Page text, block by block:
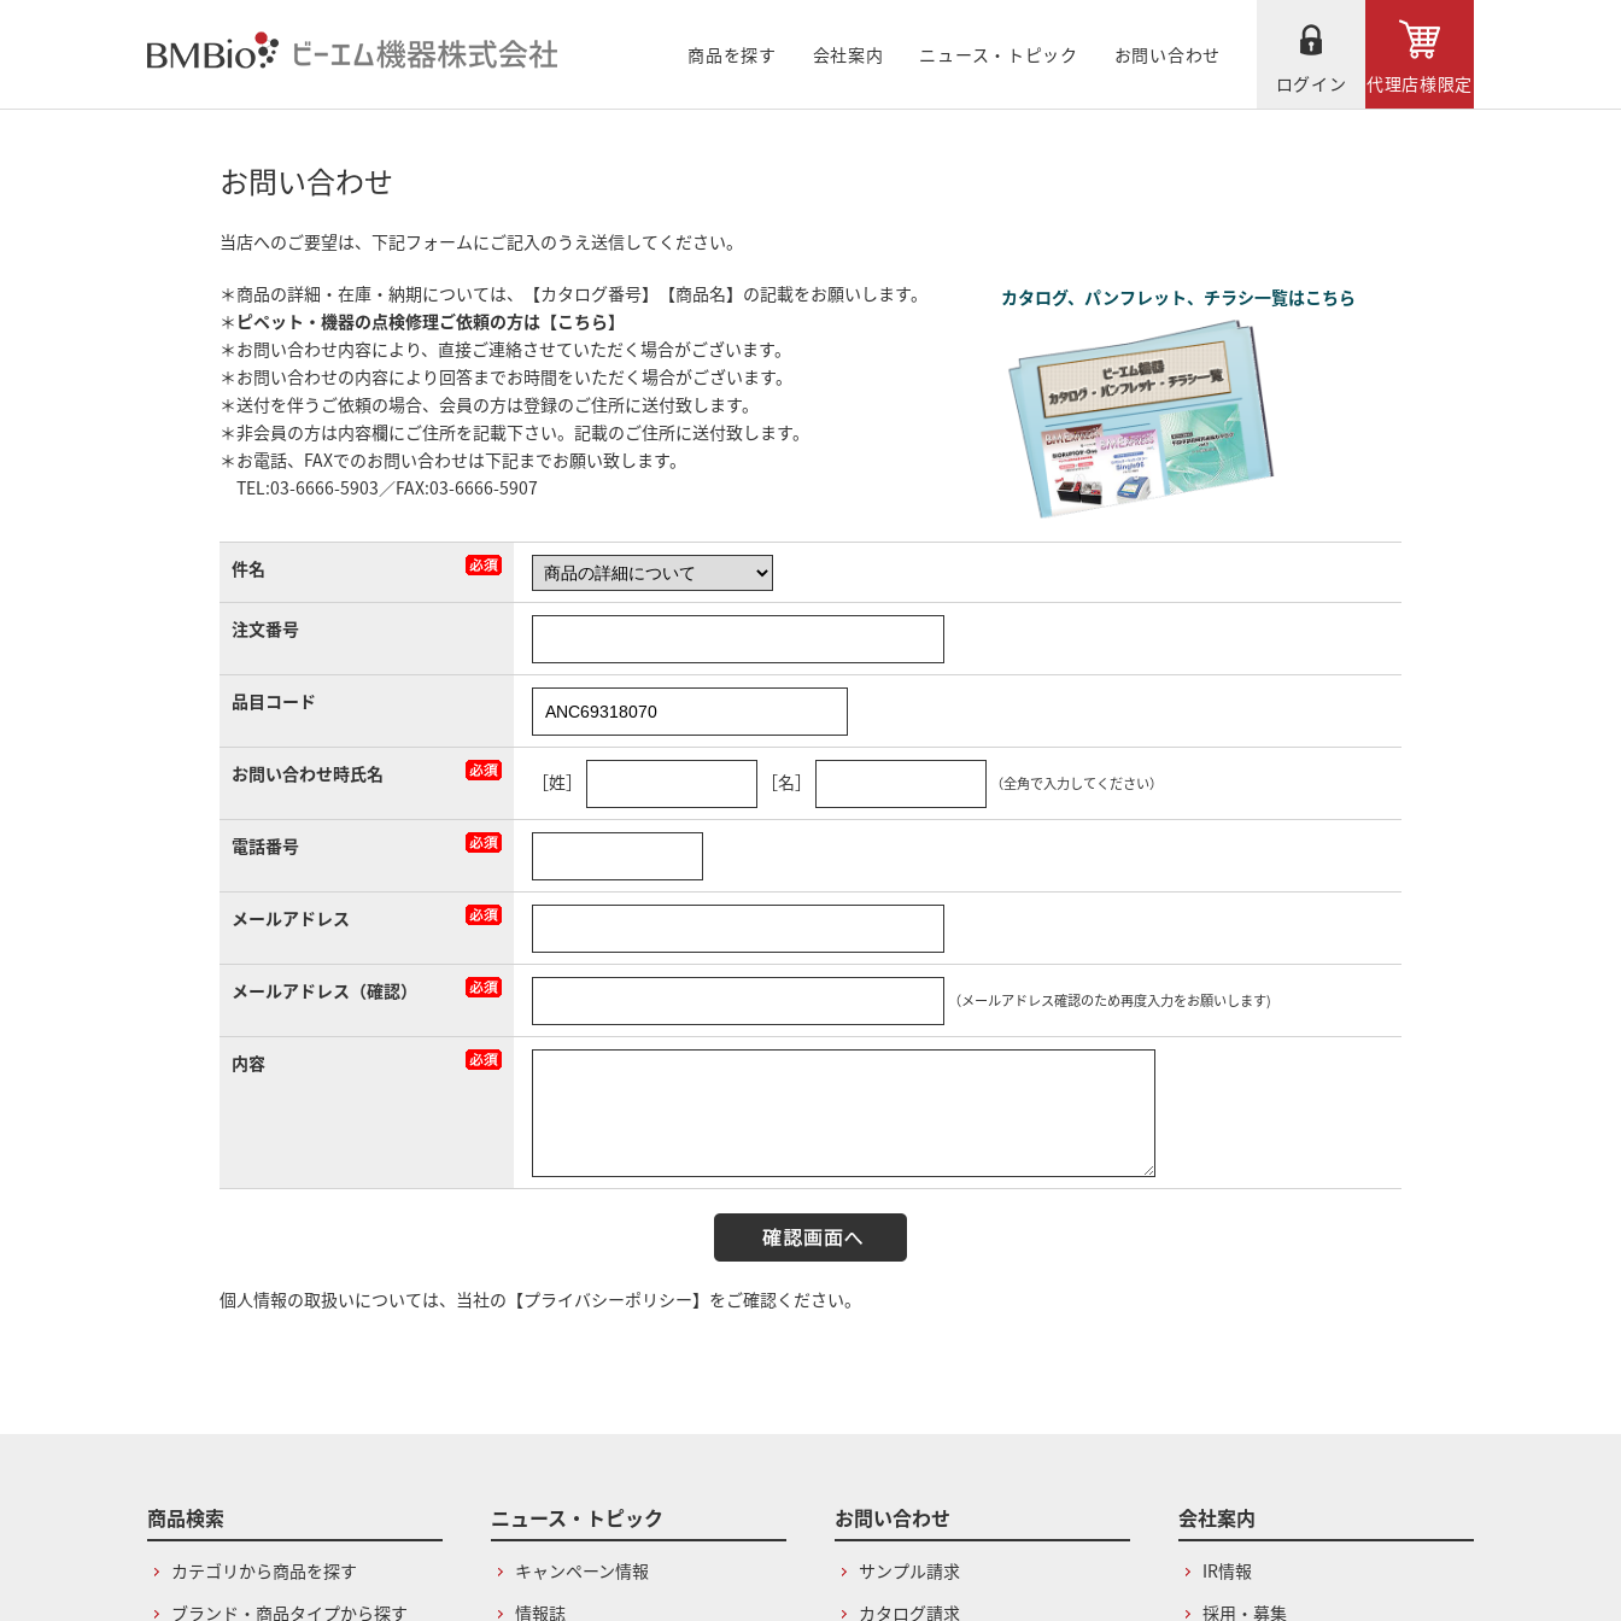
商品を探す 会社案内 ニュース・トピック
お問い合わせ
ログイン
代理店様限定
お問い合わせ
当店へのご要望は、下記フォームにご記入のうえ送信してください。
＊商品の詳細・在庫・納期については、【カタログ番号】【商品名】の記載をお願いします。
＊ ピペット・機器の点検修理ご依頼の方は【こちら】
＊お問い合わせ内容により、直接ご連絡させていただく場合がございます。
＊お問い合わせの内容により回答までお時間をいただく場合がございます。
＊送付を伴うご依頼の場合、会員の方は登録のご住所に送付致します。
＊非会員の方は内容欄にご住所を記載下さい。記載のご住所に送付致します。
＊お電話、FAXでのお問い合わせは下記までお願い致します。
TEL:03-6666-5903／FAX:03-6666-5907
カタログ、パンフレット、チラシ一覧はこちら
件名
注文番号
品目コード
お問い合わせ時氏名 ［姓］ ［名］ （全角で入力してください）
電話番号
メールアドレス
メールアドレス（確認） （メールアドレス確認のため再度入力をお願いします)
内容
個人情報の取扱いについては、当社の 【プライバシーポリシー】 をご確認ください。
商品検索
カテゴリから商品を探す
ブランド・商品タイプから探す
ニュース・トピック
キャンペーン情報
情報誌
お問い合わせ
サンプル請求
カタログ請求
会社案内
IR情報
採用・募集